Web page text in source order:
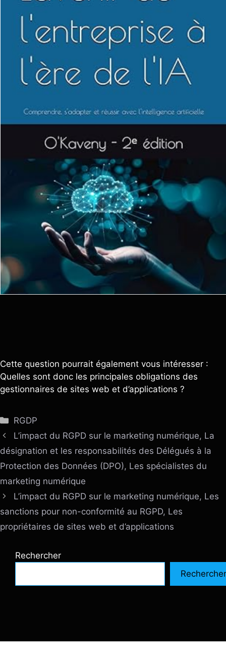
Cette question pourrait également vous intéresser :
Quelles sont donc les principales obligations des
gestionnaires de sites web et d’applications ?
Catégories
RGDP
L’impact du RGPD sur le marketing numérique, La
désignation et les responsabilités des Délégués à la
Protection des Données (DPO), Les spécialistes du
marketing numérique
L’impact du RGPD sur le marketing numérique, Les
sanctions pour non-conformité au RGPD, Les
propriétaires de sites web et d’applications
Rechercher
Rechercher